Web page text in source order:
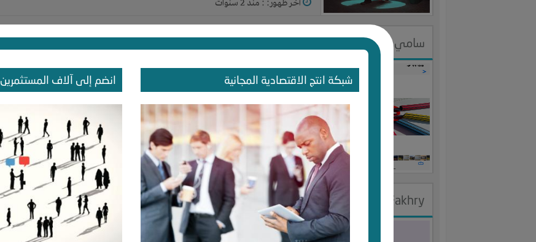
شبكة انتج الاقتصادية المجانية انضم إلى آلاف المستثمرين
آخر ظهور: : منذ 2 سنوات
سامي الحربي
الجنس : ذكر
لديـه :المال-الوقت-المكان-تسويق-علاقات-شركة أو مصنع أو ورشة
المكان : السعودية -مكة المكرمة-مكة المكرمة
آخر ظهور: : منذ 2 سنوات
Wael Fakhry
الجنس : ذكر